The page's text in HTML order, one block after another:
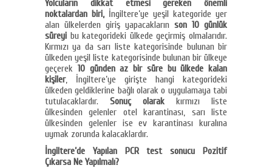
Yolcuların dikkat etmesi gereken önemli
noktalardan biri, İngiltere’ye yeşil kategoride yer
alan ülkelerden giriş yapacakların son 10 günlük
süreyi bu kategorideki ülkede geçirmiş olmalarıdır.
Kırmızı ya da sarı liste kategorisinde bulunan bir
ülkeden yeşil liste kategorisinde bulunan bir ülkeye
geçerek 10 günden az bir süre bu ülkede kalan
kişiler, İngiltere’ye girişte hangi kategorideki
ülkeden geldiklerine bağlı olarak o uygulamaya tabi
tutulacaklardır. Sonuç olarak kırmızı liste
ülkesinden gelenler otel karantinası, sarı liste
ülkesinden gelenler ise ev karantinası kuralına
uymak zorunda kalacaklardır.
İngiltere’de Yapılan PCR test sonucu Pozitif
Çıkarsa Ne Yapılmalı?